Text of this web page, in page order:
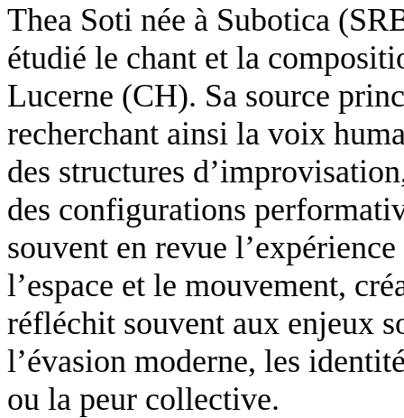
Thea Soti née à Subotica
étudié le chant et la
Lucerne (CH). Sa source
recherchant ainsi la voix
des structures
des configurations
souvent en revue
l’espace et le mouvement,
réfléchit souvent aux enjeux
l’évasion moderne, les
ou la peur collective.